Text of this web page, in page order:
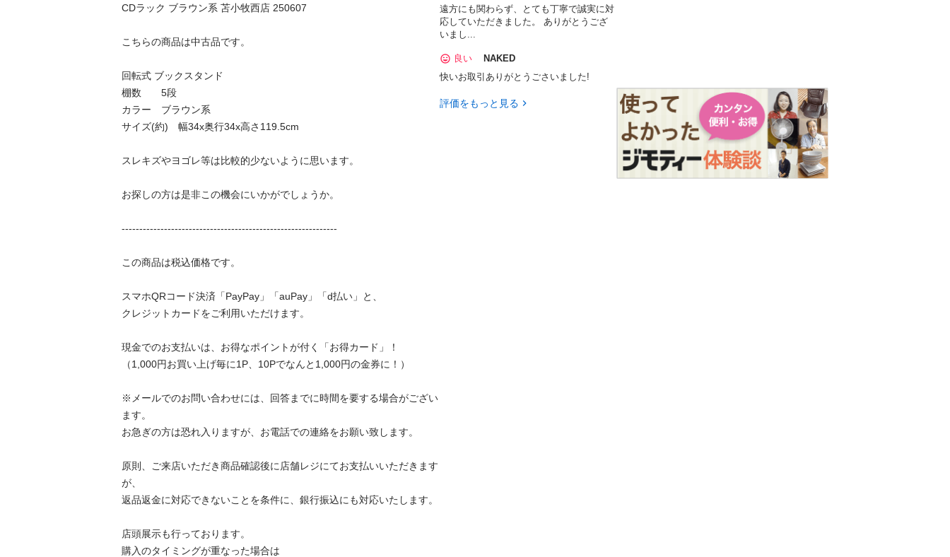
CDラック ブラウン系 苫小牧西店 250607
こちらの商品は中古品です。
回転式 ブックスタンド
棚数　　5段
カラー　ブラウン系
サイズ(約)　幅34x奥行34x高さ119.5cm
スレキズやヨゴレ等は比較的少ないように思います。
お探しの方は是非この機会にいかがでしょうか。
-------------------------------------------------------------
この商品は税込価格です。
スマホQRコード決済「PayPay」「auPay」「d払い」と、
クレジットカードをご利用いただけます。
現金でのお支払いは、お得なポイントが付く「お得カード」！
（1,000円お買い上げ毎に1P、10Pでなんと1,000円の金券に！）
※メールでのお問い合わせには、回答までに時間を要する場合がござい
ます。
お急ぎの方は恐れ入りますが、お電話での連絡をお願い致します。
原則、ご来店いただき商品確認後に店舗レジにてお支払いいただきます
が、
返品返金に対応できないことを条件に、銀行振込にも対応いたします。
店頭展示も行っております。
購入のタイミングが重なった場合は
遠方にも関わらず、とても丁寧で誠実に対
応していただきました。 ありがとうござ
いまし...
良い
NAKED
快いお取引ありがとうごさいました!
評価をもっと見る